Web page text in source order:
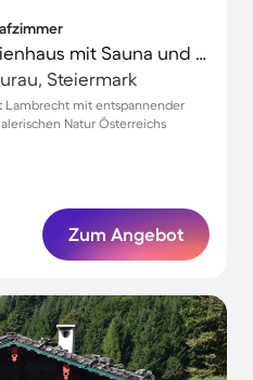
Voll ausgestattetes Ferienhaus mit Sauna und Terrasse | Skifahren in der Nähe
Steiermark
Lambrecht mit entspannender
Natur Österreichs
Zum Angebot